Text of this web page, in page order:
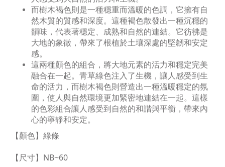
而樹木褐色則是一種穩重而溫暖的色調，它擁有自
然木質的質感和深度。這種褐色散發出一種沉穩的
韻味，代表著穩定、成熟和自然的連結。它彷彿是
大地的象徵，帶來了根植於土壤深處的堅韌和安定
感。
這兩種顏色的組合，將大地元素的活力和穩定完美
融合在一起。青草綠色注入了生機，讓人感受到生
命的活力，而樹木褐色則營造出一種溫暖穩定的氛
圍，使人與自然環境更加緊密地連結在一起。這樣
的色彩組合讓人感受到自然的和諧與平衡，帶來內
心的寧靜和安定。
【顏色】綠條
【尺寸】NB~60